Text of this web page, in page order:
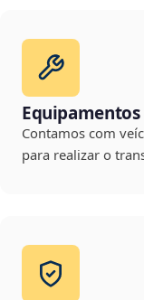
Contamos com
para realizar o